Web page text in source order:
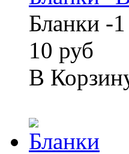
Бланки
10 руб
В